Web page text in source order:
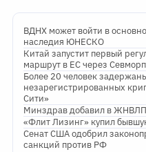
ВДНХ может войти в
наследия ЮНЕСКО
Китай запустит первый
маршрут в ЕС через
Более 20 человек
незарегистрированных
Сити»
Минздрав добавил в ЖНВЛП
«Флит Лизинг» купил
Сенат США одобрил
санкций против РФ